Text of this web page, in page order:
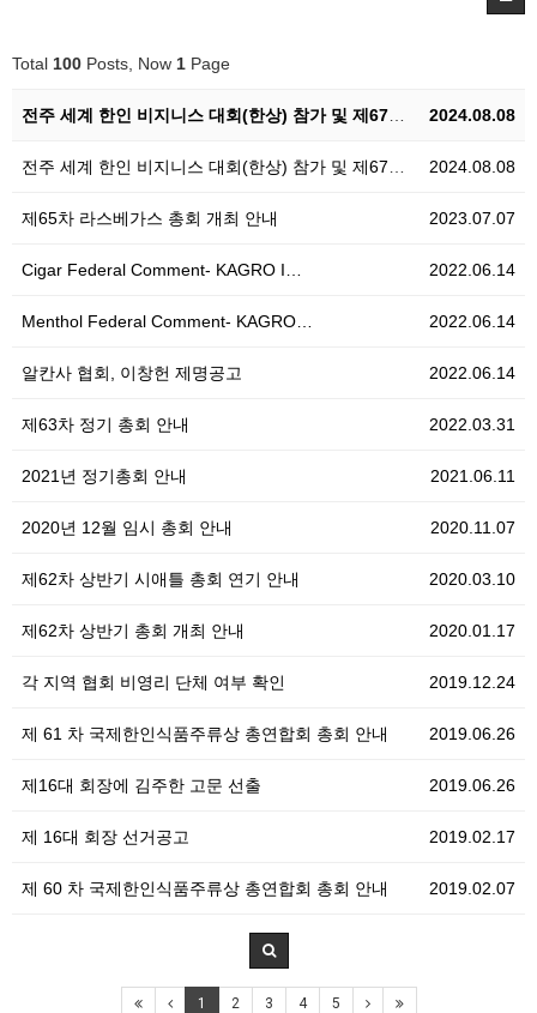
Total 100 Posts, Now 1 Page
2024.08.08
전주 세계 한인 비지니스 대회(한상) 참가 및 제67차…
2024.08.08
전주 세계 한인 비지니스 대회(한상) 참가 및 제67차…
2023.07.07
제65차 라스베가스 총회 개최 안내
2022.06.14
Cigar Federal Comment- KAGRO I…
2022.06.14
Menthol Federal Comment- KAGRO…
2022.06.14
알칸사 협회, 이창헌 제명공고
2022.03.31
제63차 정기 총회 안내
2021.06.11
2021년 정기총회 안내
2020.11.07
2020년 12월 임시 총회 안내
2020.03.10
제62차 상반기 시애틀 총회 연기 안내
2020.01.17
제62차 상반기 총회 개최 안내
2019.12.24
각 지역 협회 비영리 단체 여부 확인
2019.06.26
제 61 차 국제한인식품주류상 총연합회 총회 안내
2019.06.26
제16대 회장에 김주한 고문 선출
2019.02.17
제 16대 회장 선거공고
2019.02.07
제 60 차 국제한인식품주류상 총연합회 총회 안내
1 2 3 4 5